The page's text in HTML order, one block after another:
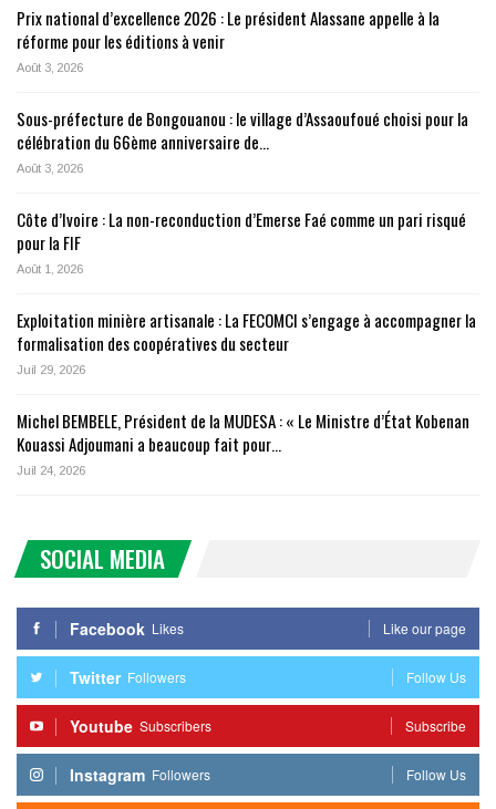
Prix national d’excellence 2026 : Le président Alassane appelle à la
réforme pour les éditions à venir
Août 3, 2026
Sous-préfecture de Bongouanou : le village d’Assaoufoué choisi pour la
célébration du 66ème anniversaire de…
Août 3, 2026
Côte d’Ivoire : La non-reconduction d’Emerse Faé comme un pari risqué
pour la FIF
Août 1, 2026
Exploitation minière artisanale : La FECOMCI s’engage à accompagner la
formalisation des coopératives du secteur
Juil 29, 2026
Michel BEMBELE, Président de la MUDESA : « Le Ministre d’État Kobenan
Kouassi Adjoumani a beaucoup fait pour…
Juil 24, 2026
SOCIAL MEDIA
Facebook Likes Like our page
Twitter Followers Follow Us
Youtube Subscribers Subscribe
Instagram Followers Follow Us